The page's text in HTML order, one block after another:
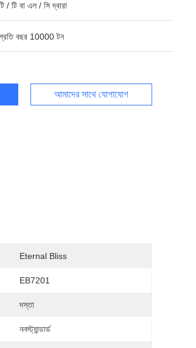
/ টি বা এল / সি দ্বারা
বছর 10000 টন
আমাদের সাথে যোগাযোগ
Eternal Bliss
EB7201
দস্তা
ননস্ট্যান্ডার্ড